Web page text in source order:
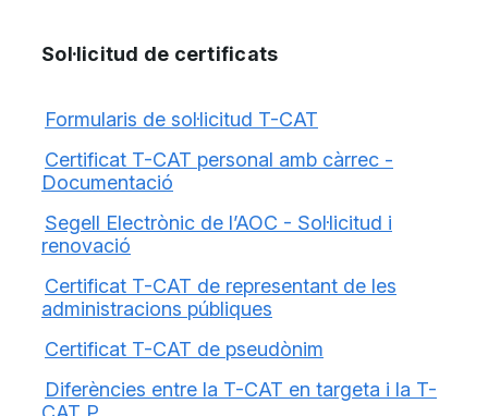
Sol·licitud de certificats
Formularis de sol·licitud T-CAT
Certificat T-CAT personal amb càrrec -
Documentació
Segell Electrònic de l’AOC - Sol·licitud i
renovació
Certificat T-CAT de representant de les
administracions públiques
Certificat T-CAT de pseudònim
Diferències entre la T-CAT en targeta i la T-